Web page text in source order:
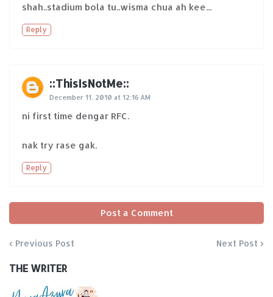
shah..stadium bola tu..wisma chua ah kee...
Reply
::ThisIsNotMe::
December 11, 2010 at 12:16 AM
ni first time dengar RFC.
nak try rase gak.
Reply
Post a Comment
Previous Post Next Post
THE WRITER